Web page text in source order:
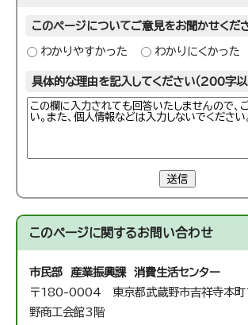
このページについてご意見をお聞かせくだ
わかりやすかった わかりにくかった
具体的な理由を記入してください（200字以
送信
このページに関するお問い合わせ
市民部 産業振興課 消費生活センター
〒180-0004 東京都武蔵野市吉祥寺本
野商工会館3階